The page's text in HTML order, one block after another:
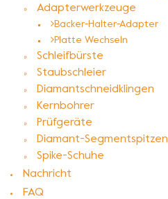
Adapterwerkzeuge
Backer-Halter-Adapter
Platte Wechseln
Schleifbürste
Staubschleier
Diamantschneidklingen
Kernbohrer
Prüfgeräte
Diamant-Segmentspitzen
Spike-Schuhe
Nachricht
FAQ